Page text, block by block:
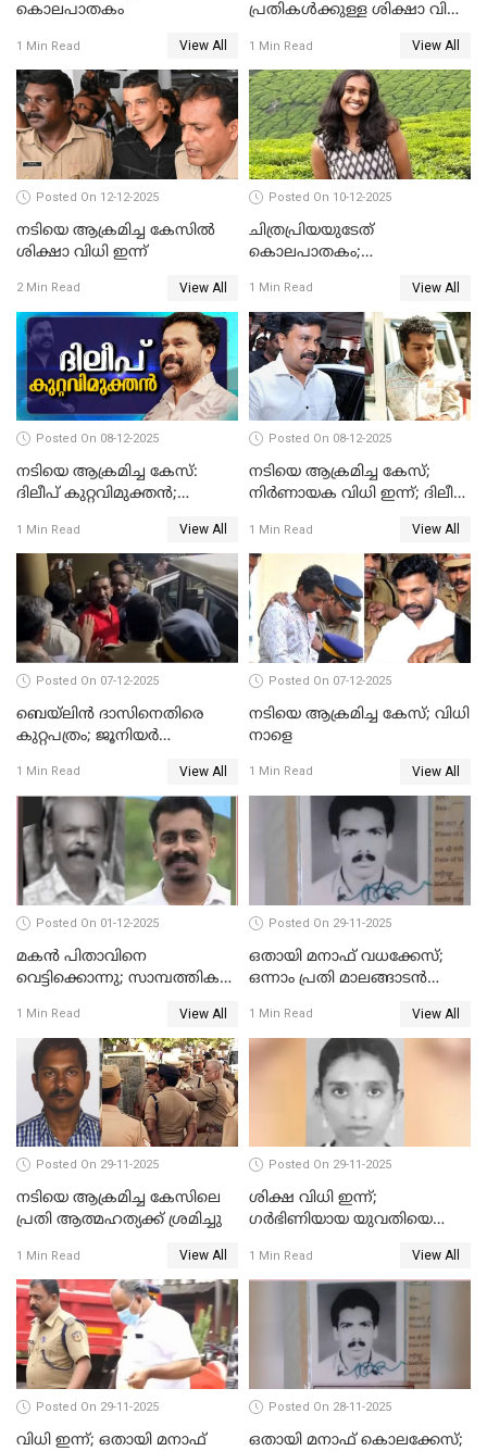
കൊലപാതകം
1 Min Read View All
പ്രതികള്‍ക്കുള്ള ശിക്ഷാ വിധി
1 Min Read View All
Posted On 12-12-2025
നടിയെ ആക്രമിച്ച കേസിൽ
ശിക്ഷാ വിധി ഇന്ന്
2 Min Read View All
Posted On 10-12-2025
ചിത്രപ്രിയയുടേത്
കൊലപാതകം;
സമ്മതിച്ചെന്ന് പൊലീസ്
1 Min Read View All
Posted On 08-12-2025
നടിയെ ആക്രമിച്ച കേസ്:
ദിലീപ് കുറ്റവിമുക്തന്‍;
പ്രതികള്‍ കുറ്റക്കാര്‍;
ശിക്ഷവിധി 12 ന്
1 Min Read View All
Posted On 08-12-2025
നടിയെ ആക്രമിച്ച കേസ്;
നിർണായക വിധി ഇന്ന്; ദിലീപ്
1 Min Read View All
Posted On 07-12-2025
ബെയ്‌ലിന്‍ ദാസിനെതിരെ
കുറ്റപത്രം; ജൂനിയർ
മർദിച്ച കേസ്
1 Min Read View All
Posted On 07-12-2025
നടിയെ ആക്രമിച്ച കേസ്; വിധി
നാളെ
1 Min Read View All
Posted On 01-12-2025
മകൻ പിതാവിനെ
വെട്ടിക്കൊന്നു; സാമ്പത്തിക
1 Min Read View All
Posted On 29-11-2025
ഒതായി മനാഫ് വധക്കേസ്;
ഒന്നാം പ്രതി മാലങ്ങാടൻ
ഒരു ലക്ഷം രൂപ പിഴ
1 Min Read View All
Posted On 29-11-2025
നടിയെ ആക്രമിച്ച കേസിലെ
പ്രതി ആത്മഹത്യക്ക് ശ്രമിച്ചു
1 Min Read View All
Posted On 29-11-2025
ശിക്ഷ വിധി ഇന്ന്;
ഗർഭിണിയായ യുവതിയെ
കേസ്
1 Min Read View All
Posted On 29-11-2025
വിധി ഇന്ന്; ഒതായി മനാഫ്
Posted On 28-11-2025
ഒതായി മനാഫ് കൊലക്കേസ്;